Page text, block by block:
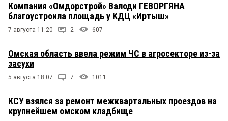
Компания «Омдорстрой» Валоди ГЕВОРГЯНА
благоустроила площадь у КДЦ «Иртыш»
7 августа 11:20 2 607
Омская область ввела режим ЧС в агросекторе из-за
засухи
5 августа 18:07 7 1011
КСУ взялся за ремонт межквартальных проездов на
крупнейшем омском кладбище